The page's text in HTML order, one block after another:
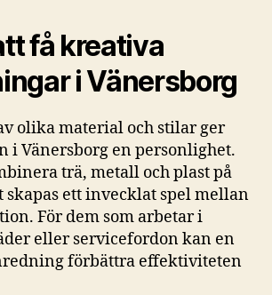
få kreativa
i Vänersborg
olika material och stilar ger
Vänersborg en personlighet.
trä, metall och plast på
skapas ett invecklat spel mellan
För dem som arbetar i
eller servicefordon kan en
förbättra effektiviteten